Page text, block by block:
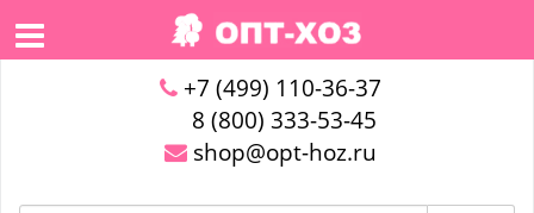
+7 (499) 110-36-37
8 (800) 333-53-45
shop@opt-hoz.ru